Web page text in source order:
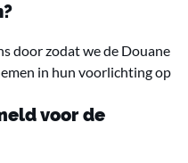
door zodat we de Douane
in hun voorlichting op
voor de